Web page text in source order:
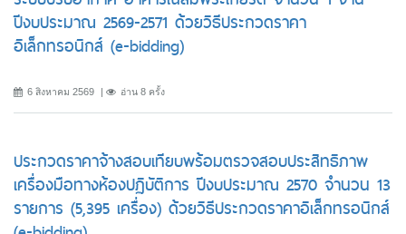
ปีงบประมาณ 2569-2571 ด้วยวิธีประกวดราคา
อิเล็กทรอนิกส์ (e-bidding)
6 สิงหาคม 2569 อ่าน 8 ครั้ง
ประกวดราคาจ้างสอบเทียบพร้อมตรวจสอบประสิทธิภาพ
เครื่องมือทางห้องปฏิบัติการ ปีงบประมาณ 2570 จำนวน 13
รายการ (5,395 เครื่อง) ด้วยวิธีประกวดราคาอิเล็กทรอนิกส์